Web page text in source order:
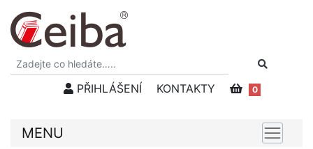
PŘIHLÁŠENÍ KONTAKTY 0
MENU